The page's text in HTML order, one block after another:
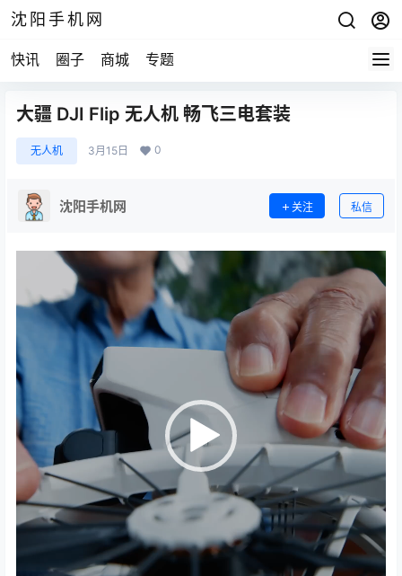
沈阳手机网
快讯 圈子 商城 专题
大疆 DJI Flip 无人机 畅飞三电套装
无人机 3月15日 0
沈阳手机网 关注 私信
播
器